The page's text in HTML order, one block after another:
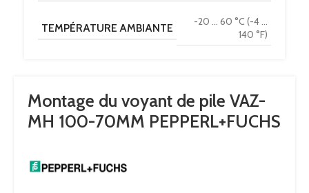
TEMPÉRATURE AMBIANTE
-20 … 60 °C (-4 …
140 °F)
Montage du voyant de pile VAZ-
MH 100-70MM PEPPERL+FUCHS